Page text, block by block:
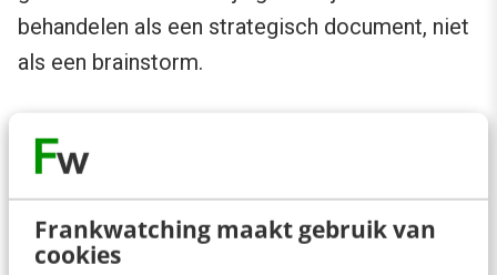
Frankwatching maakt gebruik van
cookies
behandelen als een strategisch document, niet
als een brainstorm.
Denk niet alleen aan potentiële klanten,
maar ook aan partners, branchegenoten,